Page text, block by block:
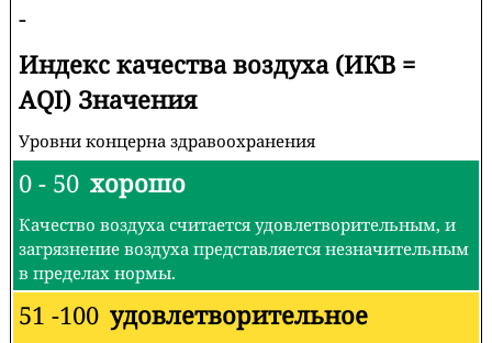
-
Индекс качества воздуха (ИКВ =
AQI) Значения
Уровни концерна здравоохранения
0 - 50 хорошо
Качество воздуха считается удовлетворительным, и
загрязнение воздуха представляется незначительным
в пределах нормы.
51 -100 удовлетворительное